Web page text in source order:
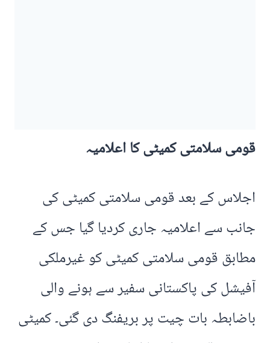
قومی سلامتی کمیٹی کا اعلامیہ
اجلاس کے بعد قومی سلامتی کمیٹی کی
جانب سے اعلامیہ جاری کردیا گیا جس کے
مطابق قومی سلامتی کمیٹی کو غیرملکی
آفیشل کی پاکستانی سفیر سے ہونے والی
باضابطہ بات چیت پر بریفنگ دی گئی۔ کمیٹی